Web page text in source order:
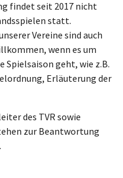
findet seit 2017 nicht
statt.
Vereine sind auch
wenn es um
Spielsaison geht, wie z.B.
Erläuterung der
des TVR sowie
zur Beantwortung